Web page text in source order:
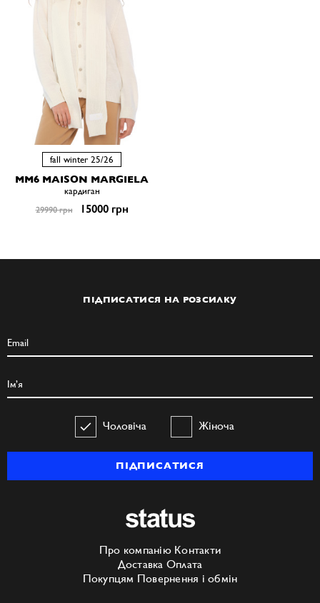
fall winter 25/26
MM6 MAISON MARGIELA
кардиган
29990 грн 15000 грн
ПІДПИСАТИСЯ НА РОЗСИЛКУ
Чоловіча Жіноча
ПІДПИСАТИСЯ
Про компанію Контакти
Доставка Оплата
Покупцям Повернення і обмін